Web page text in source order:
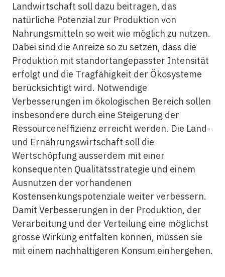
Landwirtschaft soll dazu beitragen, das
natürliche Potenzial zur Produktion von
Nahrungsmitteln so weit wie möglich zu nutzen.
Dabei sind die Anreize so zu setzen, dass die
Produktion mit standortangepasster Intensität
erfolgt und die Tragfähigkeit der Ökosysteme
berücksichtigt wird. Notwendige
Verbesserungen im ökologischen Bereich sollen
insbesondere durch eine Steigerung der
Ressourceneffizienz erreicht werden. Die Land-
und Ernährungswirtschaft soll die
Wertschöpfung ausserdem mit einer
konsequenten Qualitätsstrategie und einem
Ausnutzen der vorhandenen
Kostensenkungspotenziale weiter verbessern.
Damit Verbesserungen in der Produktion, der
Verarbeitung und der Verteilung eine möglichst
grosse Wirkung entfalten können, müssen sie
mit einem nachhaltigeren Konsum einhergehen.